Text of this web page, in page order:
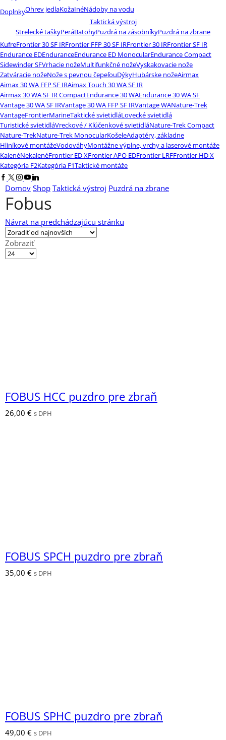
DoplnkyOhrev jedlaKožaInéNádoby na vodu
Taktická výstroj
Strelecké taškyPeráBatohyPuzdrá na zásobníkyPuzdrá na zbrane
KufreFrontier 30 SF IRFrontier FFP 30 SF IRFrontier 30 IRFrontier SF IR
Endurance EDEnduranceEndurance ED MonocularEndurance Compact
Sidewinder SFVrhacie nožeMultifunkčné nožeVyskakovacie nože
Zatváracie nožeNože s pevnou čepeľouDýkyHubárske nožeAirmax
Aimax 30 WA FFP SF IRAimax Touch 30 WA SF IR
Airmax 30 WA SF IR CompactEndurance 30 WAEndurance 30 WA SF
Vantage 30 WA SF IRVantage 30 WA FFP SF IRVantage WANature-Trek
VantageFrontierMarineTaktické svietidláLovecké svietidlá
Turistické svietidláVreckové / Kľúčenkové svietidláNature-Trek Compact
Nature-TrekNature-Trek MonocularKošeleAdaptéry, základne
Hliníkové montážeVodováhyMontážne výplne, vrchy a laserové montáže
KalenéNekalenéFrontier ED XFrontier APO EDFrontier LRFFrontier HD X
Kategória F2Kategória F1Taktické montáže
Facebook
Twitter
Instagram
Youtube
Linkedin
Domov Shop Taktická výstroj Puzdrá na zbrane
Fobus
Návrat na predchádzajúcu stránku
Zobraziť
Výrobkov
na
FOBUS HCC puzdro pre zbraň
26,00 € s DPH
FOBUS SPCH puzdro pre zbraň
35,00 € s DPH
FOBUS SPHC puzdro pre zbraň
49,00 € s DPH